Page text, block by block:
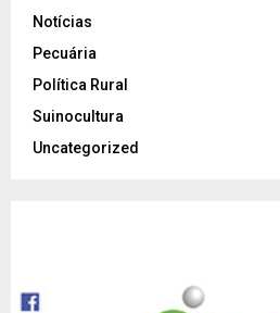
Notícias
Pecuária
Política Rural
Suinocultura
Uncategorized